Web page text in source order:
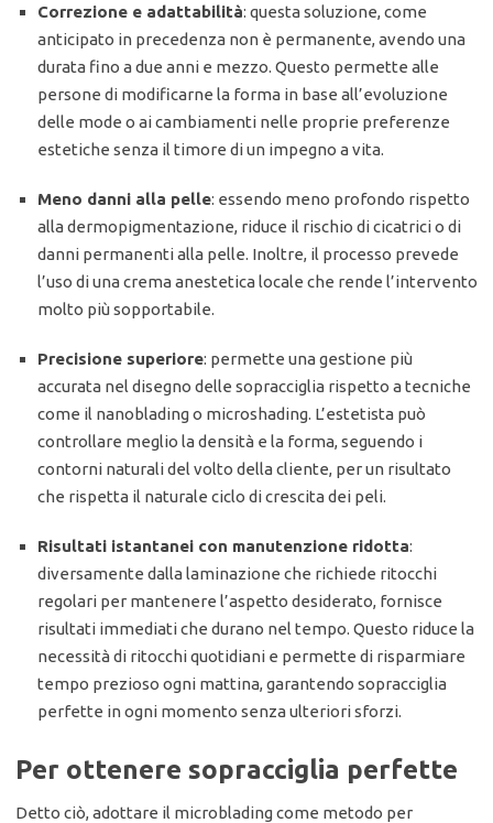
Correzione e adattabilità: questa soluzione, come
anticipato in precedenza non è permanente, avendo una
durata fino a due anni e mezzo. Questo permette alle
persone di modificarne la forma in base all’evoluzione
delle mode o ai cambiamenti nelle proprie preferenze
estetiche senza il timore di un impegno a vita.
Meno danni alla pelle: essendo meno profondo rispetto
alla dermopigmentazione, riduce il rischio di cicatrici o di
danni permanenti alla pelle. Inoltre, il processo prevede
l’uso di una crema anestetica locale che rende l’intervento
molto più sopportabile.
Precisione superiore: permette una gestione più
accurata nel disegno delle sopracciglia rispetto a tecniche
come il nanoblading o microshading. L’estetista può
controllare meglio la densità e la forma, seguendo i
contorni naturali del volto della cliente, per un risultato
che rispetta il naturale ciclo di crescita dei peli.
Risultati istantanei con manutenzione ridotta:
diversamente dalla laminazione che richiede ritocchi
regolari per mantenere l’aspetto desiderato, fornisce
risultati immediati che durano nel tempo. Questo riduce la
necessità di ritocchi quotidiani e permette di risparmiare
tempo prezioso ogni mattina, garantendo sopracciglia
perfette in ogni momento senza ulteriori sforzi.
Per ottenere sopracciglia perfette
Detto ciò, adottare il microblading come metodo per